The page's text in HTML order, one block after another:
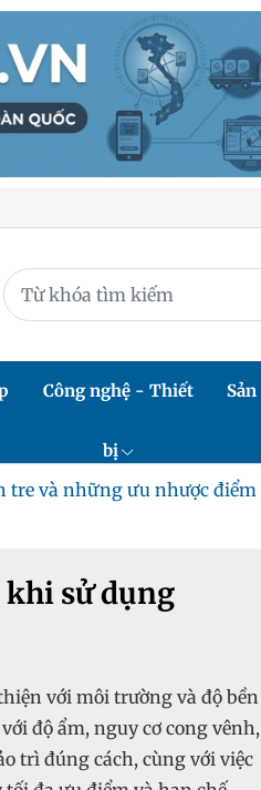
Công nghệ - Thiết
bị
tre và những ưu nhược
khi sử dụng
với môi trường và độ bền
độ ẩm, nguy cơ cong vênh,
trì đúng cách, cùng với việc